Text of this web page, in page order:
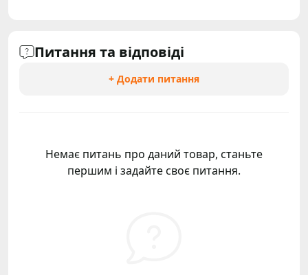
Питання та відповіді
+ Додати питання
Немає питань про даний товар, станьте
першим і задайте своє питання.